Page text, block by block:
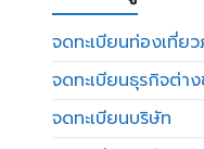
จดทะเบียนท่องเที่ย
จดทะเบียนธุรกิจต่าง
จดทะเบียนบริษัท